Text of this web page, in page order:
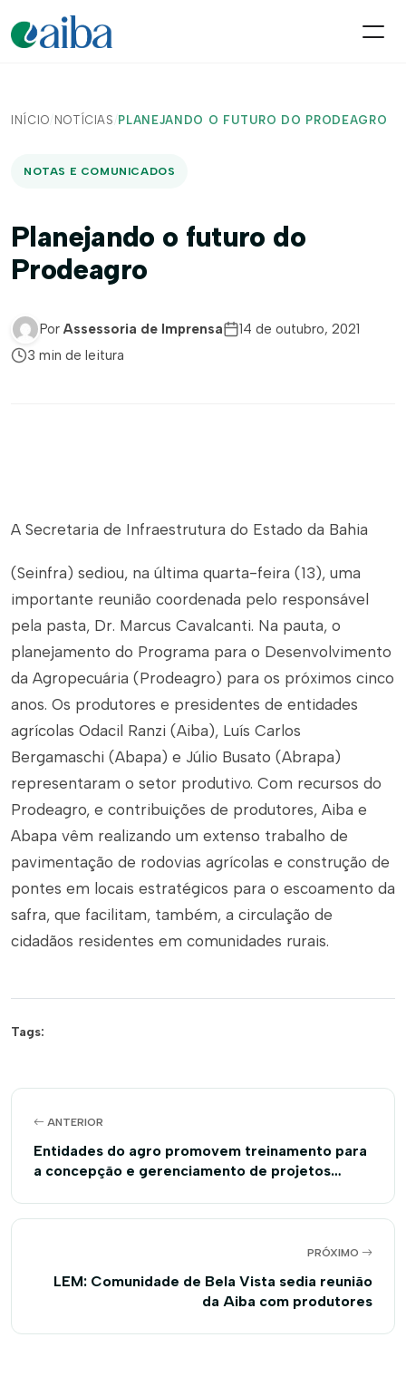
INÍCIO/ NOTÍCIAS / PLANEJANDO O FUTURO DO PRODEAGRO
NOTAS E COMUNICADOS
Planejando o futuro do
Prodeagro
Por Assessoria de Imprensa
14 de outubro, 2021
3 min de leitura
A Secretaria de Infraestrutura do Estado da Bahia
(Seinfra) sediou, na última quarta-feira (13), uma
importante reunião coordenada pelo responsável
pela pasta, Dr. Marcus Cavalcanti. Na pauta, o
planejamento do Programa para o Desenvolvimento
da Agropecuária (Prodeagro) para os próximos cinco
anos. Os produtores e presidentes de entidades
agrícolas Odacil Ranzi (Aiba), Luís Carlos
Bergamaschi (Abapa) e Júlio Busato (Abrapa)
representaram o setor produtivo. Com recursos do
Prodeagro, e contribuições de produtores, Aiba e
Abapa vêm realizando um extenso trabalho de
pavimentação de rodovias agrícolas e construção de
pontes em locais estratégicos para o escoamento da
safra, que facilitam, também, a circulação de
cidadãos residentes em comunidades rurais.
Tags:
ANTERIOR
Entidades do agro promovem treinamento para
a concepção e gerenciamento de projetos
PRÓXIMO
LEM: Comunidade de Bela Vista sedia reunião
da Aiba com produtores